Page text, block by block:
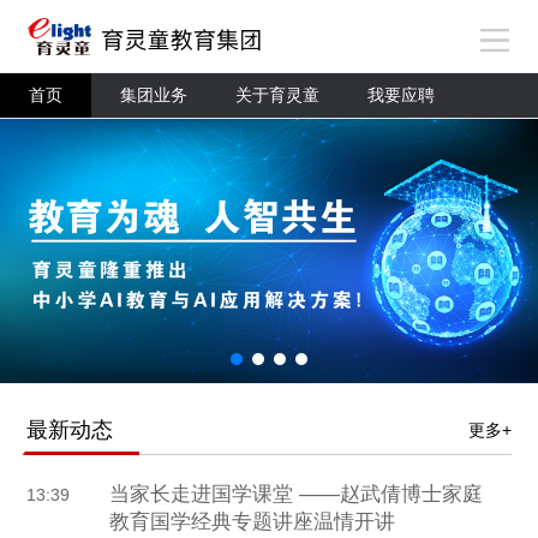
首页 集团业务 关于育灵童 我要应聘
最新动态 更多+
13:39
当家长走进国学课堂 ——赵武倩博士家庭
教育国学经典专题讲座温情开讲